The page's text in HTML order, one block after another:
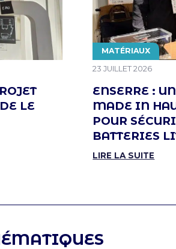
LE
ENSERRE :
MADE IN
POUR
BATTERIES
PUBLIÉ LE
23 JUILLET 2026
THÉMATIQUE
MATÉRIAUX
LIRE LA SUITE